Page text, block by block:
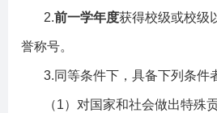
2.前一学年度获得校级或校级
誉称号。
3.同等条件下，具备下列条件
（1）对国家和社会做出特殊